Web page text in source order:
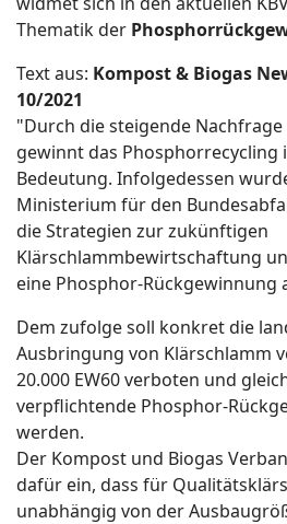
Thematik der
Text aus: Kompost & Biogas
10/2021
"Durch die steigende
gewinnt das Phosphorrecycling
Bedeutung. Infolgedessen
Ministerium für den
die Strategien zur zukünftigen
Klärschlammbewirtschaftung
eine Phosphor-Rückgewinnung
Dem zufolge soll konkret die
Ausbringung von Klärschlamm
20.000 EW60 verboten und
verpflichtende Phosphor-
werden.
Der Kompost und Biogas
dafür ein, dass für
unabhängig von der